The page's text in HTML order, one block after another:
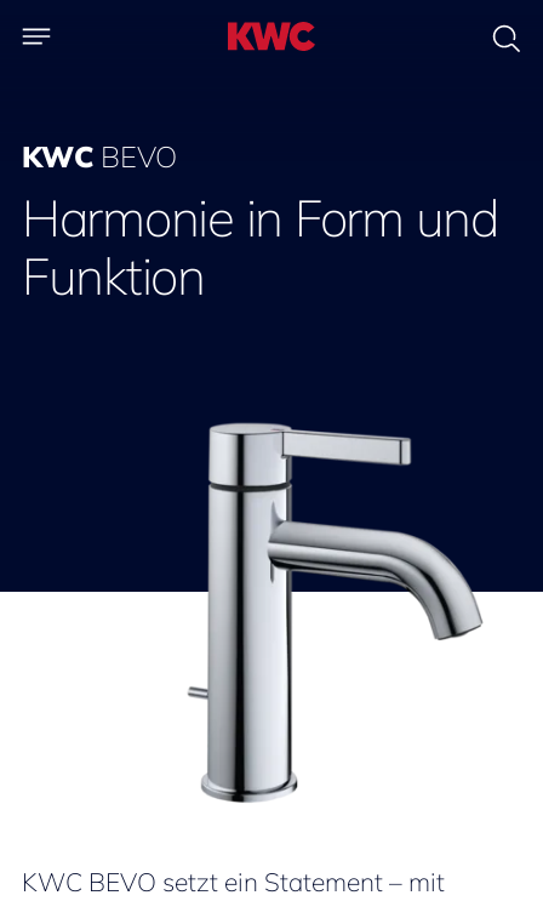
KWC BEVO
Harmonie in Form und
Funktion
KWC BEVO setzt ein Statement – mit